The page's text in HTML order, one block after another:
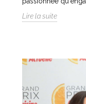
Lire la suite